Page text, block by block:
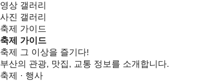
영상 갤러리
사진 갤러리
축제 가이드
축제 가이드
축제 그 이상을 즐기다!
부산의 관광, 맛집, 교통 정보를 소개합니다.
축제 · 행사